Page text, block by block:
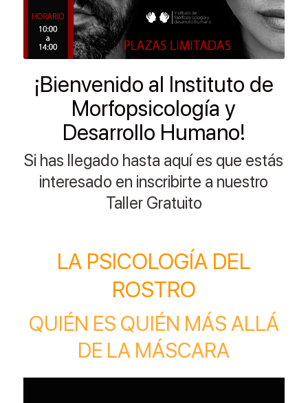
¡Bienvenido al Instituto de
Morfopsicología y
Desarrollo Humano!
Si has llegado hasta aquí es que estás
interesado en inscribirte a nuestro
Taller Gratuito
LA PSICOLOGÍA DEL
ROSTRO
QUIÉN ES QUIÉN MÁS ALLÁ
DE LA MÁSCARA